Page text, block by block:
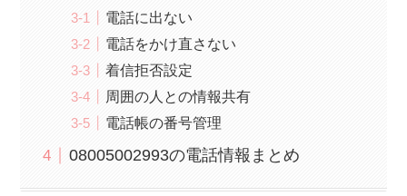
電話に出ない
電話をかけ直さない
着信拒否設定
周囲の人との情報共有
電話帳の番号管理
08005002993の電話情報まとめ